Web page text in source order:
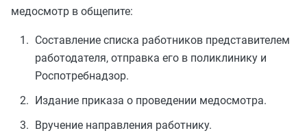
медосмотр в общепите:
Составление списка работников представителем
работодателя, отправка его в поликлинику и
Роспотребнадзор.
Издание приказа о проведении медосмотра.
Вручение направления работнику.